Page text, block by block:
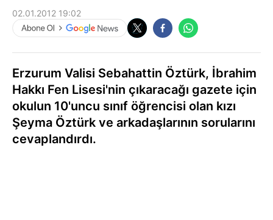
02.01.2012 19:02
Erzurum Valisi Sebahattin Öztürk, İbrahim
Hakkı Fen Lisesi'nin çıkaracağı gazete için
okulun 10'uncu sınıf öğrencisi olan kızı
Şeyma Öztürk ve arkadaşlarının sorularını
cevaplandırdı.